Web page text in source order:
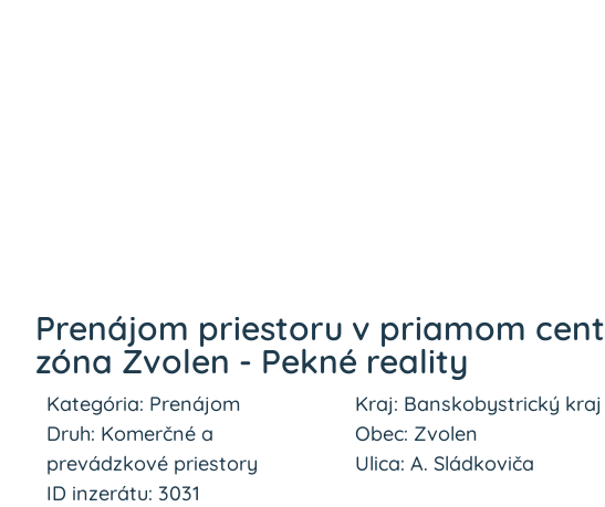
Prenájom priestoru v priamom
zóna Zvolen - Pekné reality
Kategória: Prenájom
Druh: Komerčné a
prevádzkové priestory
ID inzerátu: 3031
Kraj: Banskobystrický kraj
Obec: Zvolen
Ulica: A. Sládkoviča